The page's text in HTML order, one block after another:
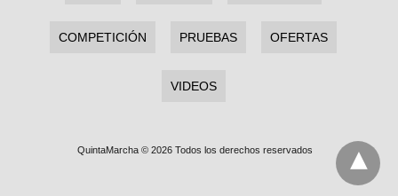
COMPETICIÓN PRUEBAS OFERTAS
VIDEOS
QuintaMarcha © 2026 Todos los derechos reservados